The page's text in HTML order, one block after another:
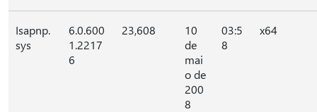
Isapnp.
sys
6.0.600
1.2217
6
23,608
10
de
mai
o de
200
8
03:5
8
x64